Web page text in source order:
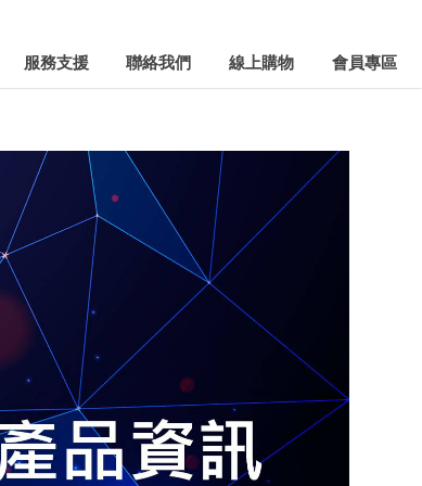
服務支援 聯絡我們 線上購物 會員專區